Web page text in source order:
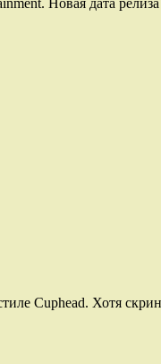
Новая дата
Cuphead. Хотя